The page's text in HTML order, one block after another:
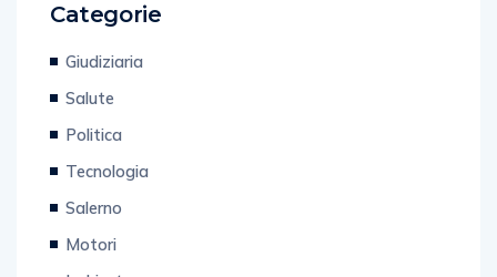
Categorie
Giudiziaria
Salute
Politica
Tecnologia
Salerno
Motori